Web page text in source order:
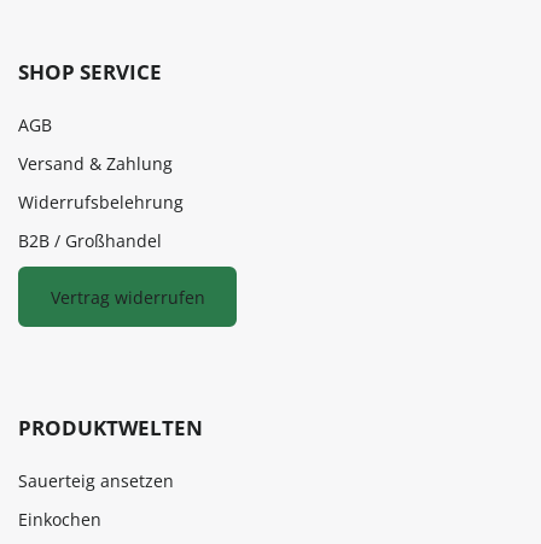
SHOP SERVICE
AGB
Versand & Zahlung
Widerrufsbelehrung
B2B / Großhandel
Vertrag widerrufen
PRODUKTWELTEN
Sauerteig ansetzen
Einkochen